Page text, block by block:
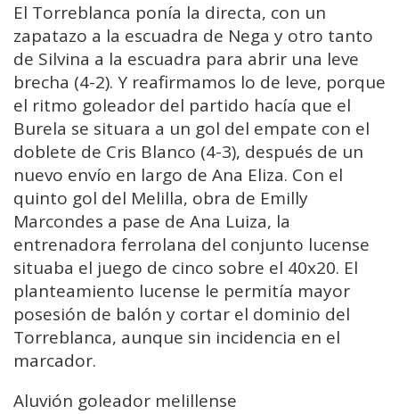
El Torreblanca ponía la directa, con un
zapatazo a la escuadra de Nega y otro tanto
de Silvina a la escuadra para abrir una leve
brecha (4-2). Y reafirmamos lo de leve, porque
el ritmo goleador del partido hacía que el
Burela se situara a un gol del empate con el
doblete de Cris Blanco (4-3), después de un
nuevo envío en largo de Ana Eliza. Con el
quinto gol del Melilla, obra de Emilly
Marcondes a pase de Ana Luiza, la
entrenadora ferrolana del conjunto lucense
situaba el juego de cinco sobre el 40x20. El
planteamiento lucense le permitía mayor
posesión de balón y cortar el dominio del
Torreblanca, aunque sin incidencia en el
marcador.
Aluvión goleador melillense